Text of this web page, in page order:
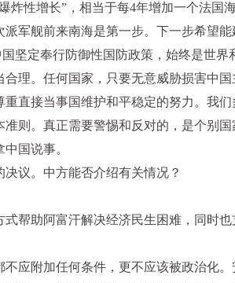
性增长”，相当于每4年增加一个法
军舰前来南海是第一步。下一步希望
坚定奉行防御性国防政策，始终是世
理。任何国家，只要无意威胁损害中
直接当事国维护和平稳定的努力。我
则。真正需要警惕和反对的，是个别
国说事。
议。中方能否介绍有关情况？
帮助阿富汗解决经济民生困难，同时
应附加任何条件，更不应该被政治化